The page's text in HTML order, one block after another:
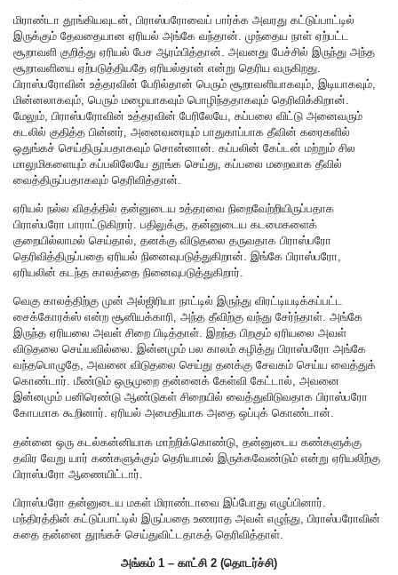
மிராண்டா தூங்கியவுடன், பிராஸ்பரோவைப் பார்க்க அவரது கட்டுப்பாட்டில்
இருக்கும் தேவதையான ஏரியல் அங்கே வந்தான். முந்தைய நாள் ஏற்பட்ட
சூறாவளி குறித்து ஏரியல் பேச ஆரம்பித்தான். அவனது பேச்சில் இருந்து அந்த
சூறாவளியை ஏற்படுத்தியதே ஏரியல்தான் என்று தெரிய வருகிறது.
பிராஸ்பரோவின் உத்தரவின் பேரில்தான் பெரும் சூறாவளியாகவும், இடியாகவும்,
மின்னலாகவும், பெரும் மழையாகவும் பொழிந்ததாகவும் தெரிவிக்கிறான்.
மேலும், பிராஸ்பரோவின் உத்தரவின் பேரிலேயே, கப்பலை விட்டு அனைவரும்
கடலில் குதித்த பின்னர், அனைவரையும் பாதுகாப்பாக தீவின் கரைகளில்
ஒதுங்கச் செய்திருப்பதாகவும் சொன்னான். கப்பலின் கேப்டன் மற்றும் சில
மாலுமிகளையும் கப்பலிலேயே தூங்க செய்து, கப்பலை மறைவாக தீவில்
வைத்திருப்பதாகவும் தெரிவித்தான்.
ஏரியல் நல்ல விதத்தில் தன்னுடைய உத்தரவை நிறைவேற்றியிருப்பதாக
பிராஸ்பரோ பாராட்டுகிறார். பதிலுக்கு, தன்னுடைய கடமைகளைக்
குறையில்லாமல் செய்தால், தனக்கு விடுதலை தருவதாக பிராஸ்பரோ
தெரிவித்திருப்பதை ஏரியல் நினைவுபடுத்துகிறான். இங்கே பிராஸ்பரோ,
ஏரியலின் கடந்த காலத்தை நினைவுபடுத்துகிறார்.
வெகு காலத்திற்கு முன் அல்ஜிரியா நாட்டில் இருந்து விரட்டியடிக்கப்பட்ட
சைக்கோரக்ஸ் என்ற சூனியக்காரி, அந்த தீவிற்கு வந்து சேர்ந்தாள். அங்கே
இருந்த ஏரியலை அவள் சிறை பிடித்தாள். இறந்த பிறகும் ஏரியலை அவள்
விடுதலை செய்யவில்லை. இன்னமும் பல காலம் கழித்து பிராஸ்பரோ அங்கே
வந்தபொழுதே, அவனை விடுதலை செய்து தனக்கு சேவகம் செய்ய வைத்துக்
கொண்டார். மீண்டும் ஒருமுறை தன்னைக் கேள்வி கேட்டால், அவனை
இன்னமும் பனிரெண்டு ஆண்டுகள் சிறையில் வைத்துவிடுவதாக பிராஸ்பரோ
கோபமாக கூறினார். ஏரியல் அமைதியாக அதை ஒப்புக் கொண்டான்.
தன்னை ஒரு கடல்கன்னியாக மாற்றிக்கொண்டு, தன்னுடைய கண்களுக்கு
தவிர வேறு யார் கண்களுக்கும் தெரியாமல் இருக்கவேண்டும் என்று ஏரியலிற்கு
பிராஸ்பரோ ஆணையிட்டார்.
பிராஸ்பரோ தன்னுடைய மகள் மிராண்டாவை இப்போது எழுப்பினார்.
மந்திரத்தின் கட்டுப்பாட்டில் இருப்பதை உணராத அவள் எழுந்து, பிராஸ்பரோவின்
கதை தன்னை தூங்கச் செய்துவிட்டதாகத் தெரிவித்தாள்.
அங்கம் 1 – காட்சி 2 (தொடர்ச்சி)